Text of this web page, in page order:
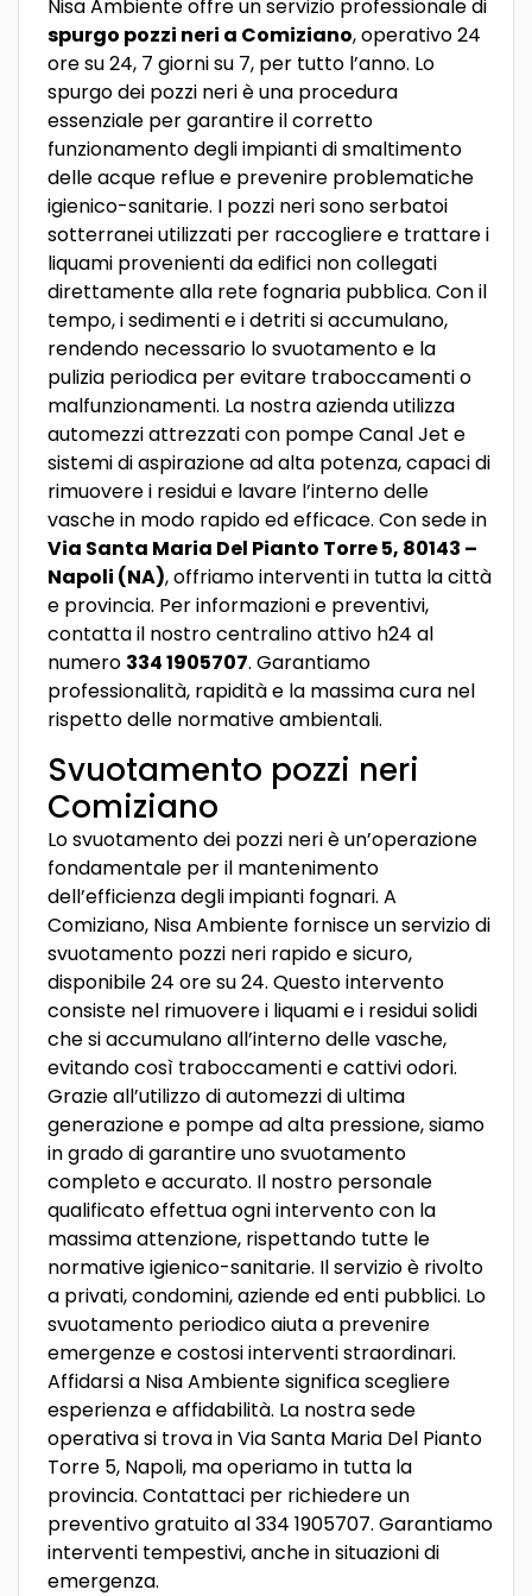
Nisa Ambiente offre un servizio professionale di
spurgo pozzi neri a Comiziano, operativo 24
ore su 24, 7 giorni su 7, per tutto l’anno. Lo
spurgo dei pozzi neri è una procedura
essenziale per garantire il corretto
funzionamento degli impianti di smaltimento
delle acque reflue e prevenire problematiche
igienico-sanitarie. I pozzi neri sono serbatoi
sotterranei utilizzati per raccogliere e trattare i
liquami provenienti da edifici non collegati
direttamente alla rete fognaria pubblica. Con il
tempo, i sedimenti e i detriti si accumulano,
rendendo necessario lo svuotamento e la
pulizia periodica per evitare traboccamenti o
malfunzionamenti. La nostra azienda utilizza
automezzi attrezzati con pompe Canal Jet e
sistemi di aspirazione ad alta potenza, capaci di
rimuovere i residui e lavare l’interno delle
vasche in modo rapido ed efficace. Con sede in
Via Santa Maria Del Pianto Torre 5, 80143 –
Napoli (NA), offriamo interventi in tutta la città
e provincia. Per informazioni e preventivi,
contatta il nostro centralino attivo h24 al
numero 334 1905707. Garantiamo
professionalità, rapidità e la massima cura nel
rispetto delle normative ambientali.
Svuotamento pozzi neri
Comiziano
Lo svuotamento dei pozzi neri è un’operazione
fondamentale per il mantenimento
dell’efficienza degli impianti fognari. A
Comiziano, Nisa Ambiente fornisce un servizio di
svuotamento pozzi neri rapido e sicuro,
disponibile 24 ore su 24. Questo intervento
consiste nel rimuovere i liquami e i residui solidi
che si accumulano all’interno delle vasche,
evitando così traboccamenti e cattivi odori.
Grazie all’utilizzo di automezzi di ultima
generazione e pompe ad alta pressione, siamo
in grado di garantire uno svuotamento
completo e accurato. Il nostro personale
qualificato effettua ogni intervento con la
massima attenzione, rispettando tutte le
normative igienico-sanitarie. Il servizio è rivolto
a privati, condomini, aziende ed enti pubblici. Lo
svuotamento periodico aiuta a prevenire
emergenze e costosi interventi straordinari.
Affidarsi a Nisa Ambiente significa scegliere
esperienza e affidabilità. La nostra sede
operativa si trova in Via Santa Maria Del Pianto
Torre 5, Napoli, ma operiamo in tutta la
provincia. Contattaci per richiedere un
preventivo gratuito al 334 1905707. Garantiamo
interventi tempestivi, anche in situazioni di
emergenza.